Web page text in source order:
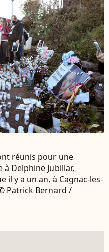
réunis pour une
Delphine Jubillar,
il y a un an, à Cagnac-les-
Patrick Bernard /